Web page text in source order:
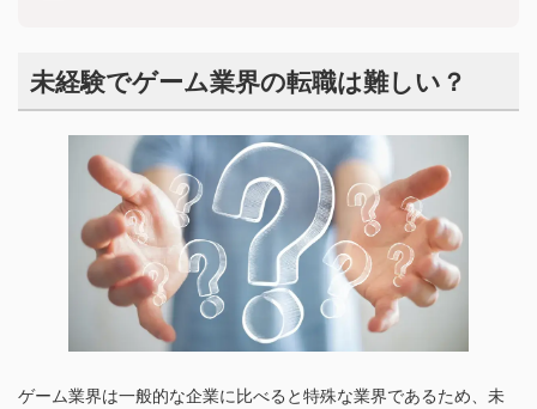
未経験でゲーム業界の転職は難しい？
ゲーム業界は一般的な企業に比べると特殊な業界であるため、未